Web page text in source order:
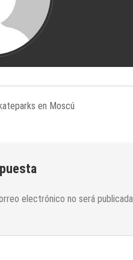
en Moscú
electrónico no será publicada.